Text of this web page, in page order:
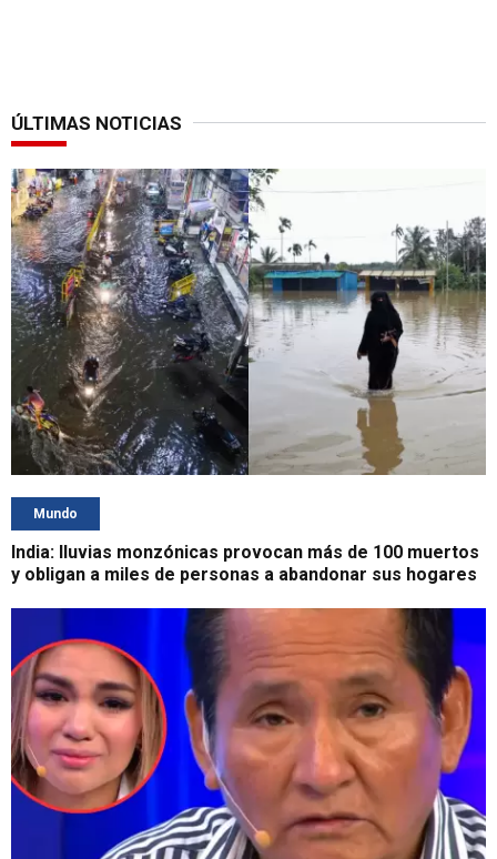
ÚLTIMAS NOTICIAS
Mundo
India: lluvias monzónicas provocan más de 100 muertos
y obligan a miles de personas a abandonar sus hogares